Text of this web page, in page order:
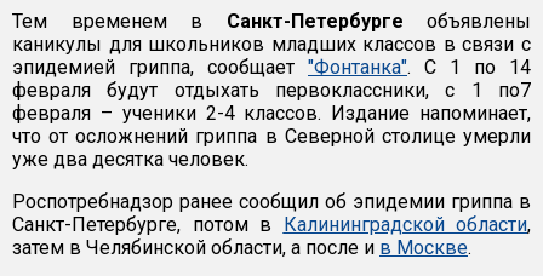
Тем временем в Санкт-Петербурге объявлены
каникулы для школьников младших классов в связи с
эпидемией гриппа, сообщает "Фонтанка". С 1 по 14
февраля будут отдыхать первоклассники, с 1 по7
февраля – ученики 2-4 классов. Издание напоминает,
что от осложнений гриппа в Северной столице умерли
уже два десятка человек.
Роспотребнадзор ранее сообщил об эпидемии гриппа в
Санкт-Петербурге, потом в Калининградской области,
затем в Челябинской области, а после и в Москве.